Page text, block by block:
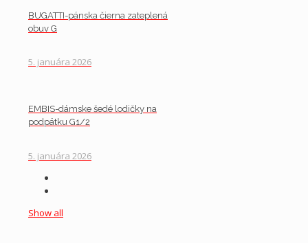
BUGATTI-pánska čierna zateplená
obuv G
5. januára 2026
EMBIS-dámske šedé lodičky na
podpätku G1/2
5. januára 2026
Show all